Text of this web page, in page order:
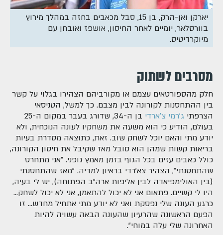
יארקן ואן-הרק, בן 15, סבל מכאבים בחזה במהלך מירוץ
בוורסלאר, יומיים לאחר החיסון, אושפז ואובחן עם
מיוקרדיטיס.
מסרבים לשתוק
חלק מהספורטאים עצמם או מקורביהם הצהירו בגלוי על קשר
בין ההתחסנות לקורונה לבין מצבם. כך למשל, הטניסאי
הצרפתי ג'רמי צ'ארדי
בן ה-34, שדורג בעבר במקום ה-25
בעולם, הודיע כי הוא משעה את משחקיו לעונה הנוכחית, ולא
יודע מתי והאם יוכל לשחק שוב. זאת, כתוצאה מסדרת בעיות
בריאות קשות שמהן הוא סובל מאז שקיבל את חיסון הקורונה,
כולל כאבים עזים בכל הגוף בזמן מאמץ גופני. "אני מתחרט
שהתחסנתי", הצהיר צא'רדי בראיון למדיה. "מאז שהתחסנתי
(בין האולימפיאדה לבין אליפות ארה"ב הפתוחה), יש לי בעיה,
היו לי קשיים. פתאום אני לא יכול להתאמן, אני לא יכול לשחק...
כרגע העונה שלי נפסקת ואני לא יודע מתי אתחיל מחדש... זו
הפעם הראשונה שהרעיון שהעונה הבאה עשויה להיות
האחרונה שלי עלה במוחי".